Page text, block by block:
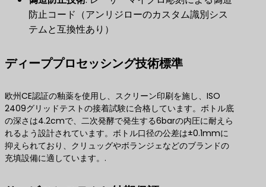
防止コード（アンリジローのカスタム識別シス
テムと互換性あり）
ディーププロセッシング技術標準
欧州CE認証の釉薬を使用し、スクリーン印刷を施し、ISO
2409グリッドテストの接着試験に合格しています。ボトル底
の深さは4.2cmで、二次発酵で発生する6barの内圧に耐えら
れるよう設計されています。ボトル口径の公差は±0.1mmに
抑えられており、クリュッグやボランジェなどのブランドの
充填設備に適しています。.